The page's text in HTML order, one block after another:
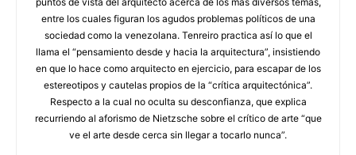
entre los cuales figuran los agudos problemas políticos de una
sociedad como la venezolana. Tenreiro practica así lo que el
llama el “pensamiento desde y hacia la arquitectura”, insistiendo
en que lo hace como arquitecto en ejercicio, para escapar de los
estereotipos y cautelas propios de la “crítica arquitectónica”.
Respecto a la cual no oculta su desconfianza, que explica
recurriendo al aforismo de Nietzsche sobre el crítico de arte “que
ve el arte desde cerca sin llegar a tocarlo nunca”.